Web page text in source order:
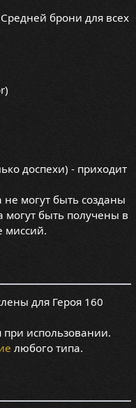
Средней брони для всех
доспехи) - приходит
не могут быть созданы
могут быть получены в
миссий.
для Героя 160
при использовании.
любого типа.